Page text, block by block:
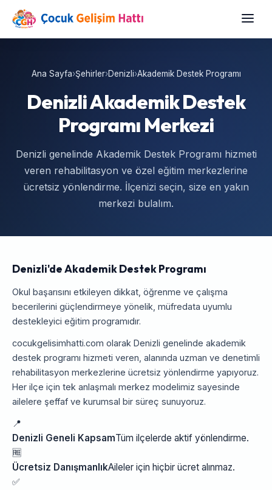
Ana Sayfa›Şehirler›Denizli›Akademik Destek Programı
Denizli Akademik Destek
Programı Merkezi
Denizli genelinde Akademik Destek Programı hizmeti
veren rehabilitasyon ve özel eğitim merkezlerine
ücretsiz yönlendirme. İlçenizi seçin, size en yakın
merkezi bulalım.
Denizli'de Akademik Destek Programı
Okul başarısını etkileyen dikkat, öğrenme ve çalışma
becerilerini güçlendirmeye yönelik, müfredata uyumlu
destekleyici eğitim programıdır.
cocukgelisimhatti.com olarak Denizli genelinde akademik
destek programı hizmeti veren, alanında uzman ve denetimli
rehabilitasyon merkezlerine ücretsiz yönlendirme yapıyoruz.
Her ilçe için tek anlaşmalı merkez modelimiz sayesinde
ailelere şeffaf ve kurumsal bir süreç sunuyoruz.
📍
Denizli Geneli KapsamTüm ilçelerde aktif yönlendirme.
🆓
Ücretsiz DanışmanlıkAileler için hiçbir ücret alınmaz.
✅